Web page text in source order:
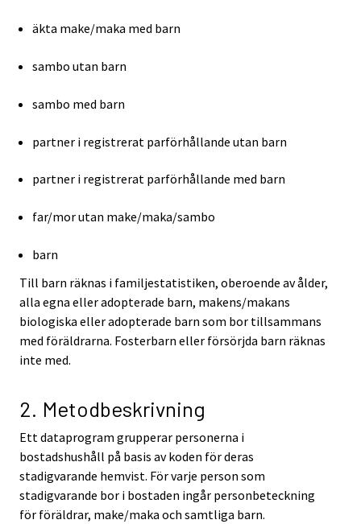
äkta make/maka med barn
sambo utan barn
sambo med barn
partner i registrerat parförhållande utan barn
partner i registrerat parförhållande med barn
far/mor utan make/maka/sambo
barn
Till barn räknas i familjestatistiken, oberoende av ålder,
alla egna eller adopterade barn, makens/makans
biologiska eller adopterade barn som bor tillsammans
med föräldrarna. Fosterbarn eller försörjda barn räknas
inte med.
2. Metodbeskrivning
Ett dataprogram grupperar personerna i
bostadshushåll på basis av koden för deras
stadigvarande hemvist. För varje person som
stadigvarande bor i bostaden ingår personbeteckning
för föräldrar, make/maka och samtliga barn.